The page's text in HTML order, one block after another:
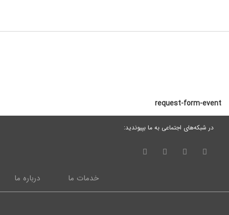
request-form-event
در شبکه‌های اجتماعی به ما بپیوندید:
درباره ما خدمات ما